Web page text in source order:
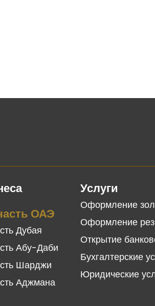
ОАЭ
Дубая
Абу-Даби
Шарджи
Аджмана
Услуги
Оформление
Оформление
Открытие
Бухгалтерские
Юридические